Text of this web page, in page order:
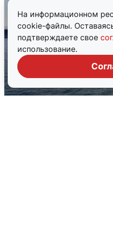
На информационном
cookie-файлы.
подтверждаете свое
использование.